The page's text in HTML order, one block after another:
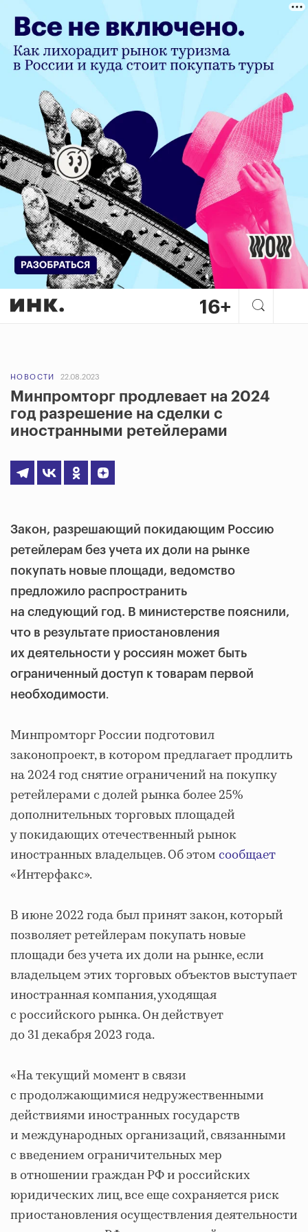
НОВОСТИ 22.08.2023
Минпромторг продлевает на 2024
год разрешение на сделки с
иностранными ретейлерами
Закон, разрешающий покидающим Россию
ретейлерам без учета их доли на рынке
покупать новые площади, ведомство
предложило распространить
на следующий год. В министерстве пояснили,
что в результате приостановления
их деятельности у россиян может быть
ограниченный доступ к товарам первой
необходимости.
Минпромторг России подготовил
законопроект, в котором предлагает продлить
на 2024 год снятие ограничений на покупку
ретейлерами с долей рынка более 25%
дополнительных торговых площадей
у покидающих отечественный рынок
иностранных владельцев. Об этомсообщает
«Интерфакс».
В июне 2022 года был принят закон, который
позволяет ретейлерам покупать новые
площади без учета их доли на рынке, если
владельцем этих торговых объектов выступает
иностранная компания, уходящая
с российского рынка. Он действует
до 31 декабря 2023 года.
«На текущий момент в связи
с продолжающимися недружественными
действиями иностранных государств
и международных организаций, связанными
с введением ограничительных мер
в отношении граждан РФ и российских
юридических лиц, все еще сохраняется риск
приостановления осуществления деятельности